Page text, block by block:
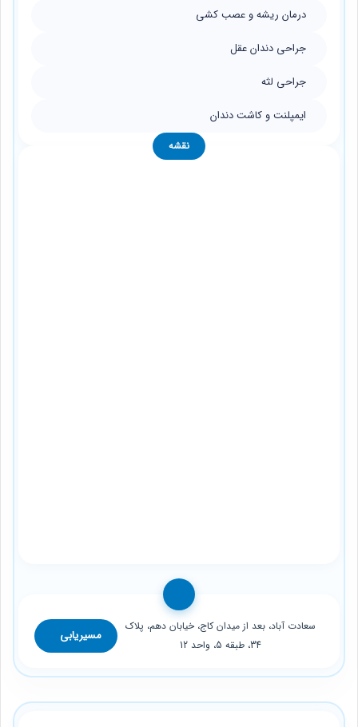
درمان ریشه و عصب کشی
جراحی دندان عقل
جراحی لثه
ایمپلنت و کاشت دندان
نقشه
سعادت آباد، بعد از میدان کاج، خیابان دهم، پلاک
34، طبقه 5، واحد 12
مسیریابی